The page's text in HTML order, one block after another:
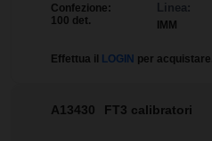
Confezione:
100 det.
Linea:
IMM
Effettua il LOGIN per acquistare.
A13430 FT3 calibratori